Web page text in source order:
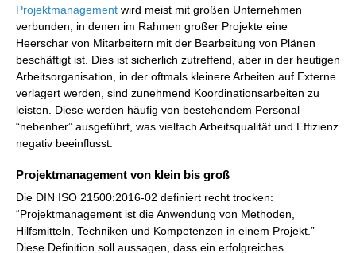
Projektmanagement wird meist mit großen Unternehmen
verbunden, in denen im Rahmen großer Projekte eine
Heerschar von Mitarbeitern mit der Bearbeitung von Plänen
beschäftigt ist. Dies ist sicherlich zutreffend, aber in der heutigen
Arbeitsorganisation, in der oftmals kleinere Arbeiten auf Externe
verlagert werden, sind zunehmend Koordinationsarbeiten zu
leisten. Diese werden häufig von bestehendem Personal
“nebenher” ausgeführt, was vielfach Arbeitsqualität und Effizienz
negativ beeinflusst.
Projektmanagement von klein bis groß
Die DIN ISO 21500:2016-02 definiert recht trocken:
“Projektmanagement ist die Anwendung von Methoden,
Hilfsmitteln, Techniken und Kompetenzen in einem Projekt.”
Diese Definition soll aussagen, dass ein erfolgreiches